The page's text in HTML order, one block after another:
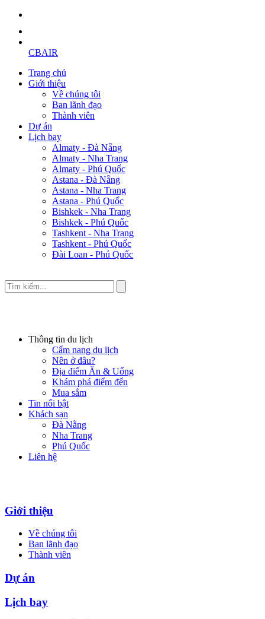
CBAIR
Trang chủ
Giới thiệu
Về chúng tôi
Ban lãnh đạo
Thành viên
Dự án
Lịch bay
Almaty - Đà Nẵng
Almaty - Nha Trang
Almaty - Phú Quốc
Astana - Đà Nẵng
Astana - Nha Trang
Astana - Phú Quốc
Bishkek - Nha Trang
Bishkek - Phú Quốc
Tashkent - Nha Trang
Tashkent - Phú Quốc
Đài Loan - Phú Quốc
Thông tin du lịch
Cẩm nang du lịch
Nên ở đâu?
Địa điểm Ăn & Uống
Khám phá điểm đến
Mua sắm
Tin nổi bật
Khách sạn
Đà Nẵng
Nha Trang
Phú Quốc
Liên hệ
Giới thiệu
Về chúng tôi
Ban lãnh đạo
Thành viên
Dự án
Lịch bay